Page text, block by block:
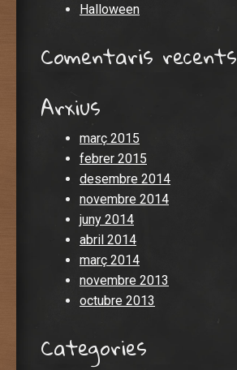
Halloween
Comentaris recents
Arxius
març 2015
febrer 2015
desembre 2014
novembre 2014
juny 2014
abril 2014
març 2014
novembre 2013
octubre 2013
Categories